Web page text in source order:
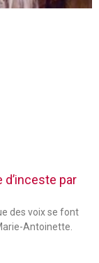
par
des voix se font
Antoinette.